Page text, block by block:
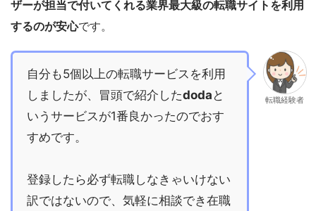
ザーが担当で付いてくれる業界最大級の転職サイトを利用
するのが安心です。
自分も5個以上の転職サービスを利用
しましたが、冒頭で紹介したdoda と
いうサービスが1番良かったのでおす
すめです。
登録したら必ず転職しなきゃいけない
訳ではないので、気軽に相談でき在職
転職経験者